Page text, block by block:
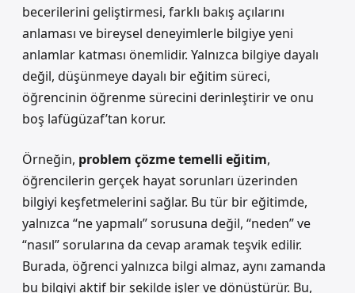
becerilerini geliştirmesi, farklı bakış açılarını
anlaması ve bireysel deneyimlerle bilgiye yeni
anlamlar katması önemlidir. Yalnızca bilgiye dayalı
değil, düşünmeye dayalı bir eğitim süreci,
öğrencinin öğrenme sürecini derinleştirir ve onu
boş lafügüzaf’tan korur.
Örneğin, problem çözme temelli eğitim,
öğrencilerin gerçek hayat sorunları üzerinden
bilgiyi keşfetmelerini sağlar. Bu tür bir eğitimde,
yalnızca “ne yapmalı” sorusuna değil, “neden” ve
“nasıl” sorularına da cevap aramak teşvik edilir.
Burada, öğrenci yalnızca bilgi almaz, aynı zamanda
bu bilgiyi aktif bir şekilde işler ve dönüştürür. Bu,